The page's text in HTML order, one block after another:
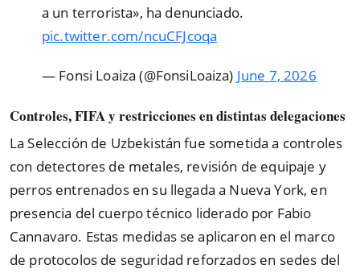
a un terrorista», ha denunciado.
pic.twitter.com/ncuCFJcoqa
— Fonsi Loaiza (@FonsiLoaiza) June 7, 2026
Controles, FIFA y restricciones en distintas delegaciones
La Selección de Uzbekistán fue sometida a controles
con detectores de metales, revisión de equipaje y
perros entrenados en su llegada a Nueva York, en
presencia del cuerpo técnico liderado por Fabio
Cannavaro. Estas medidas se aplicaron en el marco
de protocolos de seguridad reforzados en sedes del